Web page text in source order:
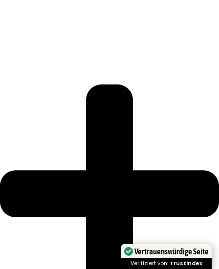
Vertrauenswürdige Seite
Verifiziert von: Trustindex